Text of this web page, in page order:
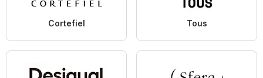
Cortefiel Tous